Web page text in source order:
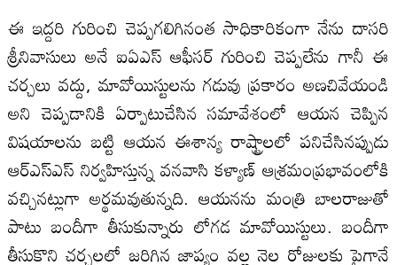
ఈ ఇద్దరి గురించి చెప్పగలిగినంత సాధికారికంగా నేను దాసరి
శ్రీనివాసులు అనే ఐఏఎస్ ఆఫీసర్ గురించి చెప్పలేను గానీ ఈ
చర్చలు వద్దు, మావోయిస్టులను గడువు ప్రకారం అణచివేయండి
అని చెప్పడానికి ఏర్పాటుచేసిన సమావేశంలో ఆయన చెప్పిన
విషయాలను బట్టి ఆయన ఈశాన్య రాష్ట్రాలలో పనిచేసినప్పుడు
ఆర్ఎస్ఎస్ నిర్వహిస్తున్న వనవాసి కళ్యాణ్ ఆశ్రమంప్రభావంలోకి
వచ్చినట్లుగా అర్థమవుతున్నది. ఆయనను మంత్రి బాలరాజుతో
పాటు బందీగా తీసుకున్నారు లోగడ మావోయిస్టులు. బందీగా
తీసుకొని చర్చలలో జరిగిన జాప్యం వల్ల నెల రోజులకు పైగానే